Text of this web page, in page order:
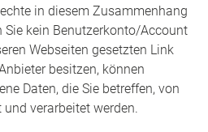
in diesem Zusammenhang
Sie kein Benutzerkonto/Account
Webseiten gesetzten Link
besitzen, können
Daten, die Sie betreffen, von
verarbeitet werden.